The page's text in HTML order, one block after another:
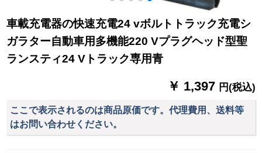
車載充電器の快速充電24 vボルトトラック充電シ
ガラター自動車用多機能220 Vプラグヘッド型聖
ランスティ24 Vトラック専用青
￥ 1,397 円(税込)
ここで表示されるのは商品原価です。代理費用、送料等
はお問い合わせください。